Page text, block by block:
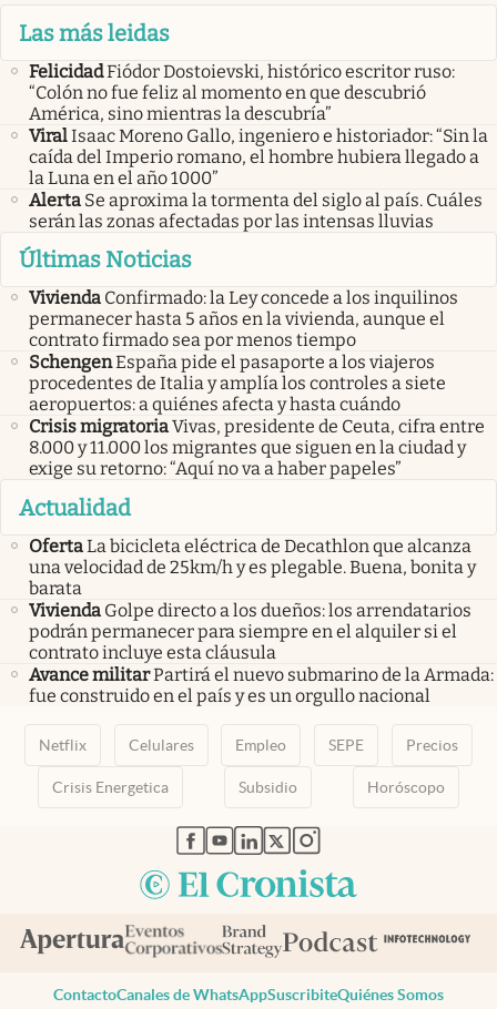
Las más leidas
FelicidadFiódor Dostoievski, histórico escritor ruso:
“Colón no fue feliz al momento en que descubrió
América, sino mientras la descubría”
ViralIsaac Moreno Gallo, ingeniero e historiador: “Sin la
caída del Imperio romano, el hombre hubiera llegado a
la Luna en el año 1000”
Alerta Se aproxima la tormenta del siglo al país. Cuáles
serán las zonas afectadas por las intensas lluvias
Últimas Noticias
Vivienda Confirmado: la Ley concede a los inquilinos
permanecer hasta 5 años en la vivienda, aunque el
contrato firmado sea por menos tiempo
SchengenEspaña pide el pasaporte a los viajeros
procedentes de Italia y amplía los controles a siete
aeropuertos: a quiénes afecta y hasta cuándo
Crisis migratoriaVivas, presidente de Ceuta, cifra entre
8.000 y 11.000 los migrantes que siguen en la ciudad y
exige su retorno: “Aquí no va a haber papeles”
Actualidad
OfertaLa bicicleta eléctrica de Decathlon que alcanza
una velocidad de 25km/h y es plegable. Buena, bonita y
barata
Vivienda Golpe directo a los dueños: los arrendatarios
podrán permanecer para siempre en el alquiler si el
contrato incluye esta cláusula
Avance militarPartirá el nuevo submarino de la Armada:
fue construido en el país y es un orgullo nacional
Netflix Celulares Empleo SEPE Precios
Crisis Energetica Subsidio Horóscopo
abre en nueva pestaña
abre en nueva pestaña
abre en nueva pestaña
abre en nueva pestaña
abre en nueva pestaña
ContactoCanales de WhatsAppSuscribiteQuiénes Somos